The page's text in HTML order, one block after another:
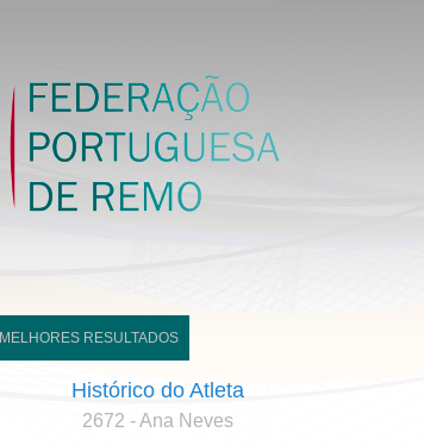
MELHORES RESULTADOS
Histórico do Atleta
2672 - Ana Neves